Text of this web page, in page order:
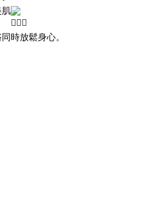
時放鬆身心。